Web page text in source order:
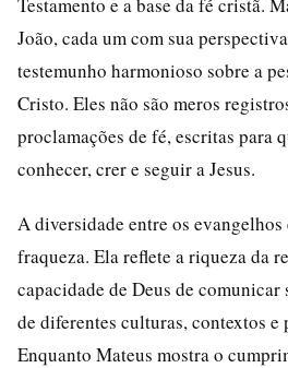
João, cada um com sua
testemunho harmonioso sobre a
Cristo. Eles não são meros
proclamações de fé, escritas para
conhecer, crer e seguir a Jesus.
A diversidade entre os evangelhos
fraqueza. Ela reflete a riqueza da
capacidade de Deus de comunicar
de diferentes culturas, contextos e
Enquanto Mateus mostra o